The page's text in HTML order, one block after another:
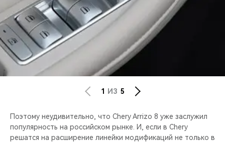
1 ИЗ 5
Поэтому неудивительно, что Chery Arrizo 8 уже заслужил
популярность на российском рынке. И, если в Chery
решатся на расширение линейки модификаций не только в